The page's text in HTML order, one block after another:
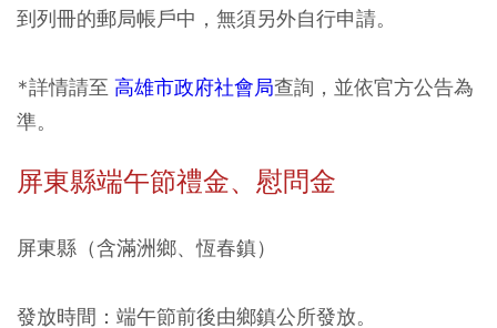
到列冊的郵局帳戶中，無須另外自行申請。
*詳情請至 高雄市政府社會局查詢，並依官方公告為
準。
屏東縣端午節禮金、慰問金
屏東縣（含滿洲鄉、恆春鎮）
發放時間：端午節前後由鄉鎮公所發放。